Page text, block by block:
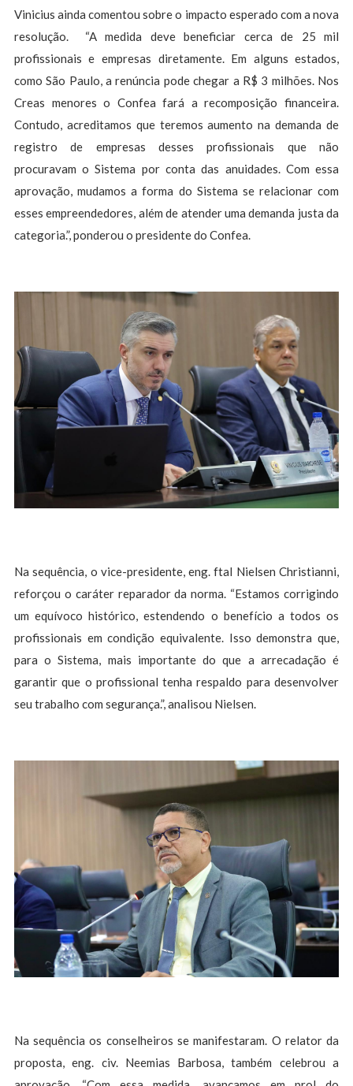
Vinicius ainda comentou sobre o impacto esperado com a nova
resolução. “A medida deve beneficiar cerca de 25 mil
profissionais e empresas diretamente. Em alguns estados,
como São Paulo, a renúncia pode chegar a R$ 3 milhões. Nos
Creas menores o Confea fará a recomposição financeira.
Contudo, acreditamos que teremos aumento na demanda de
registro de empresas desses profissionais que não
procuravam o Sistema por conta das anuidades. Com essa
aprovação, mudamos a forma do Sistema se relacionar com
esses empreendedores, além de atender uma demanda justa da
categoria.”, ponderou o presidente do Confea.
Na sequência, o vice-presidente, eng. ftal Nielsen Christianni,
reforçou o caráter reparador da norma. “Estamos corrigindo
um equívoco histórico, estendendo o benefício a todos os
profissionais em condição equivalente. Isso demonstra que,
para o Sistema, mais importante do que a arrecadação é
garantir que o profissional tenha respaldo para desenvolver
seu trabalho com segurança.”, analisou Nielsen.
Na sequência os conselheiros se manifestaram. O relator da
proposta, eng. civ. Neemias Barbosa, também celebrou a